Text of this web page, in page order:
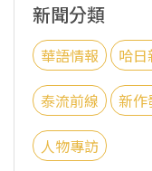
新聞分類
華語情報 哈
泰流前線 新作
人物專訪